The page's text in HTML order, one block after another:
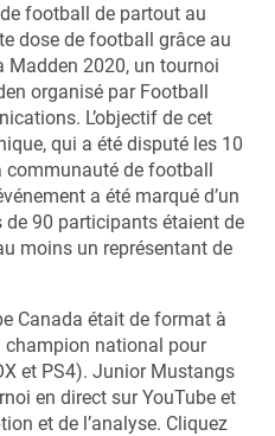
football de partout au
dose de football grâce au
Madden 2020, un tournoi
organisé par Football
L’objectif de cet
qui a été disputé les 10
communauté de football
a été marqué d’un
90 participants étaient de
moins un représentant de
Canada était de format à
champion national pour
et PS4). Junior Mustangs
en direct sur YouTube et
et de l’analyse. Cliquez